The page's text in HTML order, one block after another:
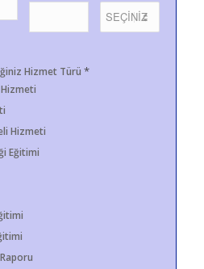
Hizmet Türü *
Hizmeti
Hizmeti
Eğitimi